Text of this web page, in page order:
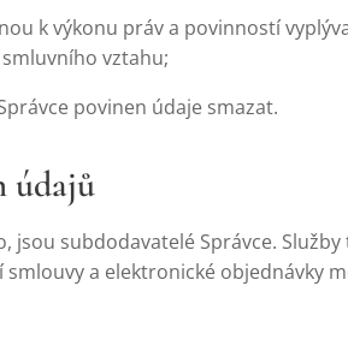
k výkonu práv a povinností
vztahu;
povinen údaje smazat.
údajů
subdodavatelé Správce.
a elektronické objednávky